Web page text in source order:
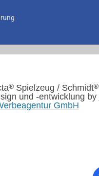
® Spielzeug / Schmidt®
und -entwicklung by
GmbH